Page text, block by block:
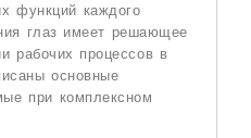
функций каждого
глаз имеет решающее
рабочих процессов в
основные
при комплексном